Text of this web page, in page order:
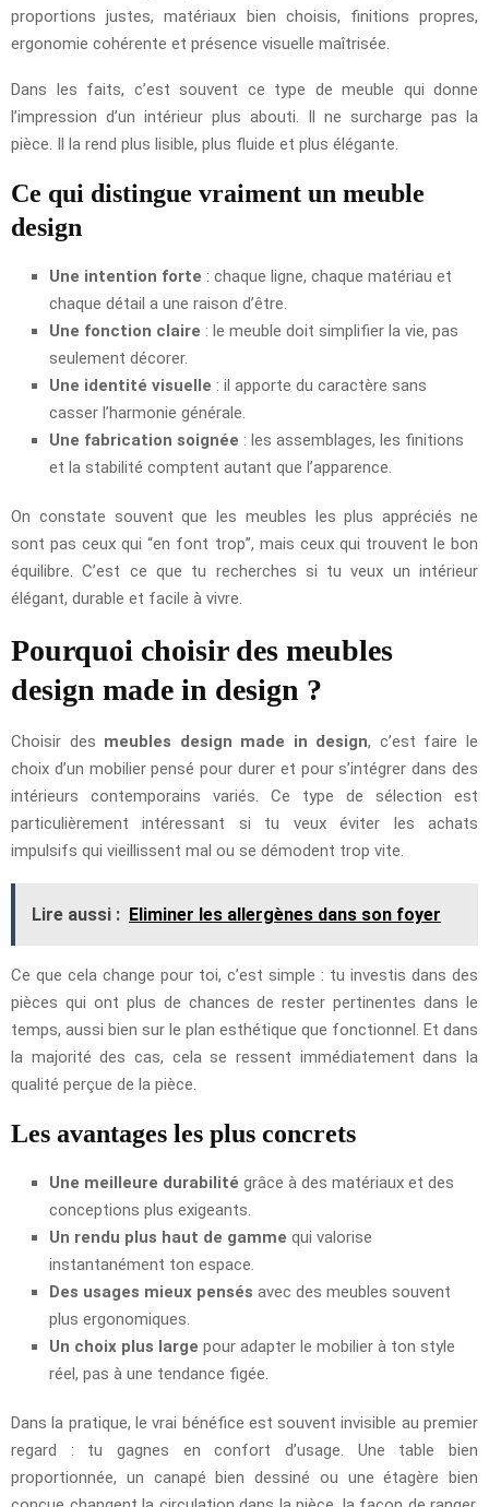
proportions justes, matériaux bien choisis, finitions propres,
ergonomie cohérente et présence visuelle maîtrisée.
Dans les faits, c’est souvent ce type de meuble qui donne
l’impression d’un intérieur plus abouti. Il ne surcharge pas la
pièce. Il la rend plus lisible, plus fluide et plus élégante.
Ce qui distingue vraiment un meuble
design
Une intention forte : chaque ligne, chaque matériau et
chaque détail a une raison d’être.
Une fonction claire : le meuble doit simplifier la vie, pas
seulement décorer.
Une identité visuelle : il apporte du caractère sans
casser l’harmonie générale.
Une fabrication soignée : les assemblages, les finitions
et la stabilité comptent autant que l’apparence.
On constate souvent que les meubles les plus appréciés ne
sont pas ceux qui “en font trop”, mais ceux qui trouvent le bon
équilibre. C’est ce que tu recherches si tu veux un intérieur
élégant, durable et facile à vivre.
Pourquoi choisir des meubles
design made in design ?
Choisir des meubles design made in design, c’est faire le
choix d’un mobilier pensé pour durer et pour s’intégrer dans des
intérieurs contemporains variés. Ce type de sélection est
particulièrement intéressant si tu veux éviter les achats
impulsifs qui vieillissent mal ou se démodent trop vite.
Lire aussi : Eliminer les allergènes dans son foyer
Ce que cela change pour toi, c’est simple : tu investis dans des
pièces qui ont plus de chances de rester pertinentes dans le
temps, aussi bien sur le plan esthétique que fonctionnel. Et dans
la majorité des cas, cela se ressent immédiatement dans la
qualité perçue de la pièce.
Les avantages les plus concrets
Une meilleure durabilité grâce à des matériaux et des
conceptions plus exigeants.
Un rendu plus haut de gamme qui valorise
instantanément ton espace.
Des usages mieux pensés avec des meubles souvent
plus ergonomiques.
Un choix plus large pour adapter le mobilier à ton style
réel, pas à une tendance figée.
Dans la pratique, le vrai bénéfice est souvent invisible au premier
regard : tu gagnes en confort d’usage. Une table bien
proportionnée, un canapé bien dessiné ou une étagère bien